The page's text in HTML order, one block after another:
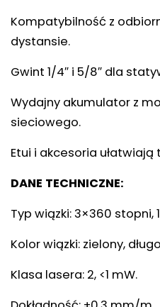
Kompatybilność z
dystansie.
Gwint 1/4″ i 5/8″ dla
Wydajny akumulator z
sieciowego.
Etui i akcesoria
DANE TECHNICZNE:
Typ wiązki: 3×360 stopni,
Kolor wiązki: zielony,
Klasa lasera: 2, <1 mW.